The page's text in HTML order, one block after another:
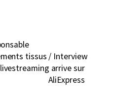
tissus / Interview
arrive sur
AliExpress